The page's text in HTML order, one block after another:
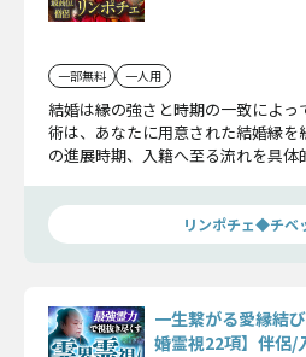
一部無料 一人用
結婚は縁の強さと時期の一致によっ
術は、あなたに用意された結婚縁
の進展時期、入籍へ至る流れを具体
リンポチェ◆チベ
一生繋がる愛縁結
婚霊視22項】伴侶/